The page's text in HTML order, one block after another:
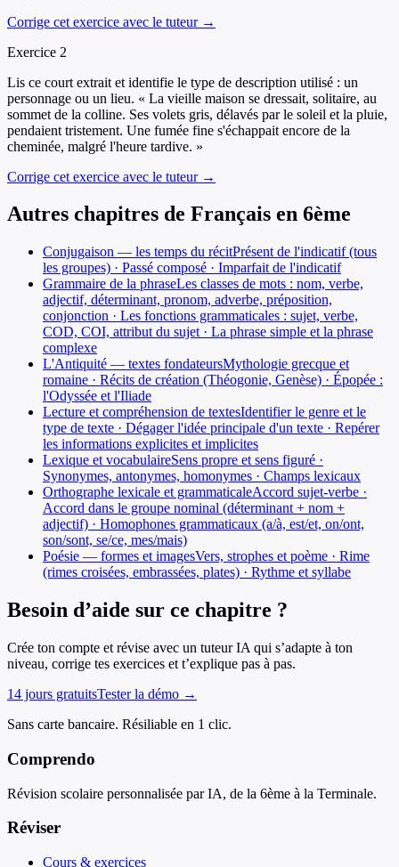
Corrige cet exercice avec le tuteur →
Exercice 2
Lis ce court extrait et identifie le type de description utilisé : un
personnage ou un lieu. « La vieille maison se dressait, solitaire, au
sommet de la colline. Ses volets gris, délavés par le soleil et la pluie,
pendaient tristement. Une fumée fine s'échappait encore de la
cheminée, malgré l'heure tardive. »
Corrige cet exercice avec le tuteur →
Autres chapitres de Français en 6ème
Conjugaison — les temps du récitPrésent de l'indicatif (tous
les groupes) · Passé composé · Imparfait de l'indicatif
Grammaire de la phraseLes classes de mots : nom, verbe,
adjectif, déterminant, pronom, adverbe, préposition,
conjonction · Les fonctions grammaticales : sujet, verbe,
COD, COI, attribut du sujet · La phrase simple et la phrase
complexe
L'Antiquité — textes fondateursMythologie grecque et
romaine · Récits de création (Théogonie, Genèse) · Épopée :
l'Odyssée et l'Iliade
Lecture et compréhension de textesIdentifier le genre et le
type de texte · Dégager l'idée principale d'un texte · Repérer
les informations explicites et implicites
Lexique et vocabulaireSens propre et sens figuré ·
Synonymes, antonymes, homonymes · Champs lexicaux
Orthographe lexicale et grammaticaleAccord sujet-verbe ·
Accord dans le groupe nominal (déterminant + nom +
adjectif) · Homophones grammaticaux (a/à, est/et, on/ont,
son/sont, se/ce, mes/mais)
Poésie — formes et imagesVers, strophes et poème · Rime
(rimes croisées, embrassées, plates) · Rythme et syllabe
Besoin d’aide sur ce chapitre ?
Crée ton compte et révise avec un tuteur IA qui s’adapte à ton
niveau, corrige tes exercices et t’explique pas à pas.
14 jours gratuitsTester la démo →
Sans carte bancaire. Résiliable en 1 clic.
Comprendo
Révision scolaire personnalisée par IA, de la 6ème à la Terminale.
Réviser
Cours & exercices